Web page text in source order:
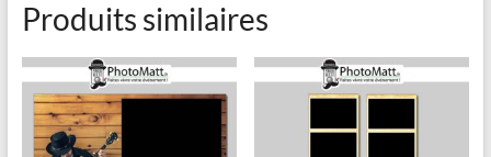
Produits similaires